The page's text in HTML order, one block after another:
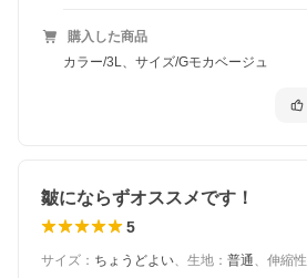
購入した商品
カラー/3L、サイズ/Gモカベージュ
皺にならずオススメです！
5
サイズ ： ちょうどよい、 生地 ： 普通、 伸縮性